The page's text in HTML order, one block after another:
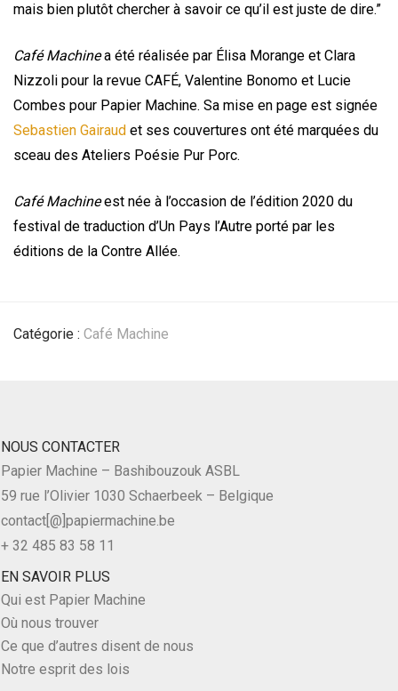
mais bien plutôt chercher à savoir ce qu’il est juste de dire.”
Café Machinea été réalisée par Élisa Morange et Clara
Nizzoli pour la revue CAFÉ, Valentine Bonomo et Lucie
Combes pour Papier Machine. Sa mise en page est signée
Sebastien Gairaud et ses couvertures ont été marquées du
sceau des Ateliers Poésie Pur Porc.
Café Machineest née à l’occasion de l’édition 2020 du
festival de traduction d’Un Pays l’Autre porté par les
éditions de la Contre Allée.
Catégorie : Café Machine
NOUS CONTACTER
Papier Machine – Bashibouzouk ASBL
59 rue l’Olivier 1030 Schaerbeek – Belgique
contact[@]papiermachine.be
+ 32 485 83 58 11
EN SAVOIR PLUS
Qui est Papier Machine
Où nous trouver
Ce que d’autres disent de nous
Notre esprit des lois